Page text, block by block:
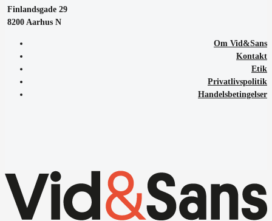
Finlandsgade 29
8200 Aarhus N
Om Vid&Sans
Kontakt
Etik
Privatlivspolitik
Handelsbetingelser